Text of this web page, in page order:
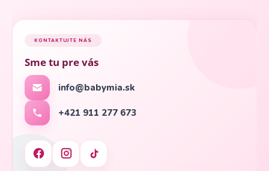
KONTAKTUJTE NÁS
Sme tu pre vás
info@babymia.sk
+421 911 277 673